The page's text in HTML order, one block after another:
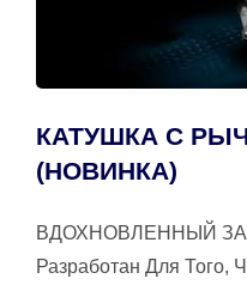
КАТУШКА С
(НОВИНКА)
ВДОХНОВЛЕННЫЙ
Разработан Для Того,